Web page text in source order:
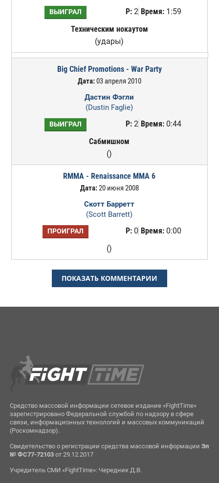
ВЫИГРАЛ Р:2 Время:1:59
Техническим нокаутом
(удары)
Big Chief Promotions - War Party
Дата:03 апреля 2010
Дастин Фэгли
(Dustin Faglie)
ВЫИГРАЛ Р:2 Время:0:44
Сабмишном
()
RMMA - Renaissance MMA 6
Дата:20 июня 2008
Скотт Барретт
(Scott Barrett)
ПРОИГРАЛ Р:0 Время:0:00
()
ПОКАЗАТЬ КОММЕНТАРИИ
Средство массовой информации сетевое издание «FightTime»
зарегистрировано Федеральной службой по надзору в сфере
связи, информационных технологий и массовых коммуникаций
(Роскомнадзор).
Свидетельство о регистрации средства массовой информации Эл
№ ФС77-72103от 29.12.2017
Учредитель СМИ «FightTime»: Чередник Д.В.